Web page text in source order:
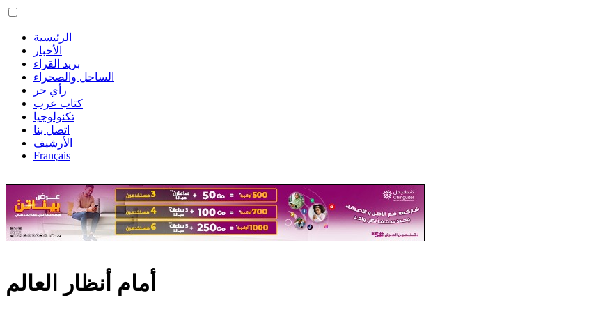
الرئيسية
الأخبار
بريد القراء
الساحل والصحراء
رأي حر
كتاب عرب
تكنولوجيا
اتصل بنا
الأرشيف
Français
أمام أنظار العالم